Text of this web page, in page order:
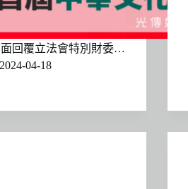
回覆立法會特別財委…
2024-04-18